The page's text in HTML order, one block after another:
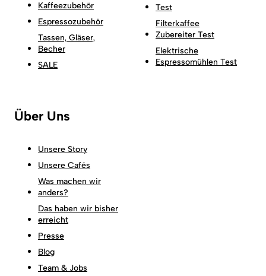
Kaffeezubehör
Espressozubehör
Tassen, Gläser,
Becher
SALE
Test
Filterkaffee
Zubereiter Test
Elektrische
Espressomühlen Test
Über Uns
Unsere Story
Unsere Cafés
Was machen wir
anders?
Das haben wir bisher
erreicht
Presse
Blog
Team & Jobs